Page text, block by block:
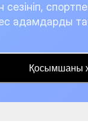
адамдарды
Қосымшаны